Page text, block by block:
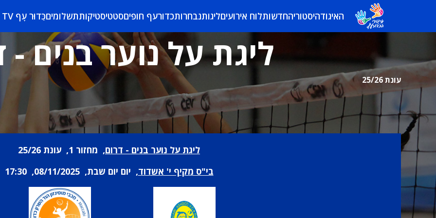
האיגודהיסטוריהחדשותלוח אירועיםליגותנבחרותכדורעף חופיםסטטיסטיקותתשלומיםכַּדוּר עָף TV
ליגת על נוער בנים -
עונת 25/26
ליגת על נוער בנים - דרום, מחזור 1, עונת 25/26
בי"ס מקיף י' אשדוד, יום יום שבת, 08/11/2025, 17:30